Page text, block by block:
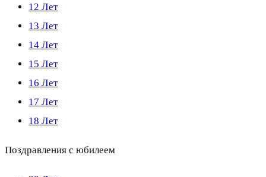
12 Лет
13 Лет
14 Лет
15 Лет
16 Лет
17 Лет
18 Лет
Поздравления с юбилеем